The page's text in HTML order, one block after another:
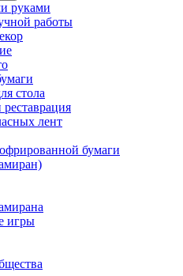
руками
работы
стола
лент
бумаги
игры